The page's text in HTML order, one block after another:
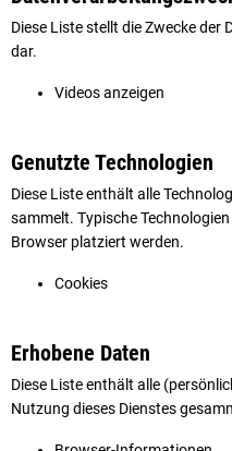
Diese Liste stellt die Zwecke
dar.
Videos anzeigen
Genutzte Technologien
Diese Liste enthält alle
sammelt. Typische
Browser platziert werden.
Cookies
Erhobene Daten
Diese Liste enthält alle
Nutzung dieses Dienstes